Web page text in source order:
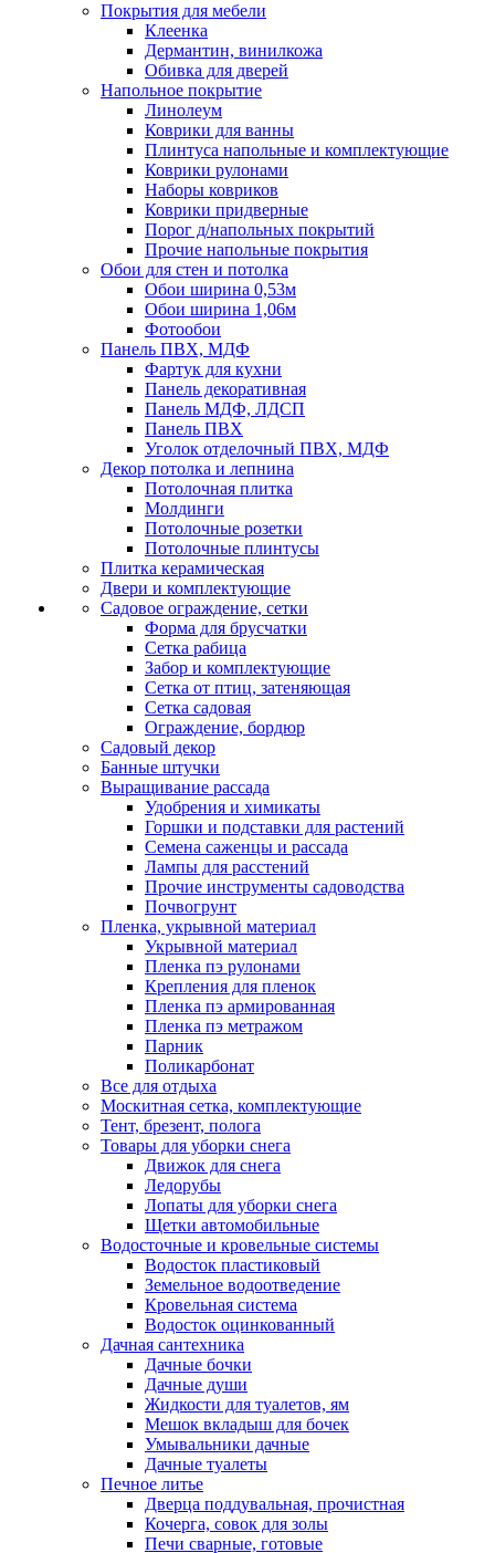
Покрытия для мебели
Клеенка
Дермантин, винилкожа
Обивка для дверей
Напольное покрытие
Линолеум
Коврики для ванны
Плинтуса напольные и комплектующие
Коврики рулонами
Наборы ковриков
Коврики придверные
Порог д/напольных покрытий
Прочие напольные покрытия
Обои для стен и потолка
Обои ширина 0,53м
Обои ширина 1,06м
Фотообои
Панель ПВХ, МДФ
Фартук для кухни
Панель декоративная
Панель МДФ, ЛДСП
Панель ПВХ
Уголок отделочный ПВХ, МДФ
Декор потолка и лепнина
Потолочная плитка
Молдинги
Потолочные розетки
Потолочные плинтусы
Плитка керамическая
Двери и комплектующие
Садовое ограждение, сетки
Форма для брусчатки
Сетка рабица
Забор и комплектующие
Сетка от птиц, затеняющая
Сетка садовая
Ограждение, бордюр
Садовый декор
Банные штучки
Выращивание рассада
Удобрения и химикаты
Горшки и подставки для растений
Семена саженцы и рассада
Лампы для расстений
Прочие инструменты садоводства
Почвогрунт
Пленка, укрывной материал
Укрывной материал
Пленка пэ рулонами
Крепления для пленок
Пленка пэ армированная
Пленка пэ метражом
Парник
Поликарбонат
Все для отдыха
Москитная сетка, комплектующие
Тент, брезент, полога
Товары для уборки снега
Движок для снега
Ледорубы
Лопаты для уборки снега
Щетки автомобильные
Водосточные и кровельные системы
Водосток пластиковый
Земельное водоотведение
Кровельная система
Водосток оцинкованный
Дачная сантехника
Дачные бочки
Дачные души
Жидкости для туалетов, ям
Мешок вкладыш для бочек
Умывальники дачные
Дачные туалеты
Печное литье
Дверца поддувальная, прочистная
Кочерга, совок для золы
Печи сварные, готовые